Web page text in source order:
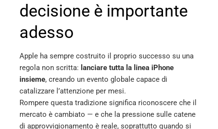
decisione è importante
adesso
Apple ha sempre costruito il proprio successo su una
regola non scritta: lanciare tutta la linea iPhone
insieme, creando un evento globale capace di
catalizzare l’attenzione per mesi.
Rompere questa tradizione significa riconoscere che il
mercato è cambiato — e che la pressione sulle catene
di approvvigionamento è reale, soprattutto quando si